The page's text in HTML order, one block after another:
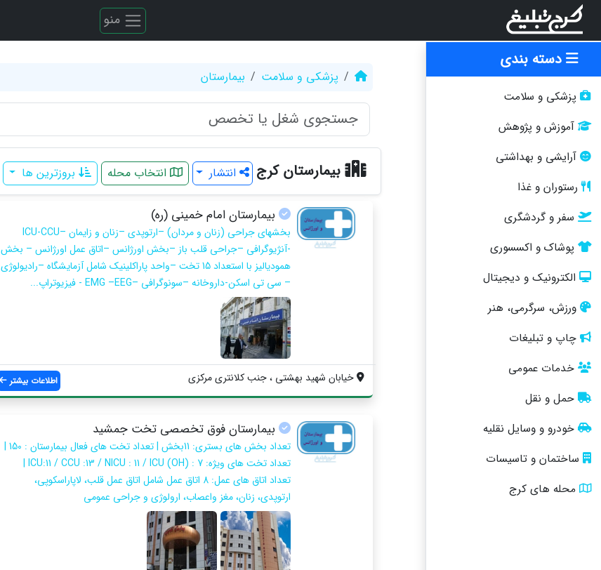
منو
دسته بندی
پزشکی و سلامت
آموزش و پژوهش
آرایشی و بهداشتی
رستوران و غذا
سفر و گردشگری
پوشاک و اکسسوری
الکترونیک و دیجیتال
ورزش، سرگرمی، هنر
چاپ و تبلیغات
خدمات عمومی
حمل و نقل
خودرو و وسایل نقلیه
ساختمان و تاسیسات
محله های کرج
پزشکی و سلامت بیمارستان
بیمارستان کرج انتشار انتخاب محله بروزترین ها
بیمارستان امام خمینی (ره)
بخشهای جراحی (زنان و مردان) –ارتوپدی –زنان و زایمان –ICU-CCU
-آنژیوگرافی –جراحی قلب باز –بخش اورژانس –اتاق عمل اورژانس – بخش
همودیالیز با استعداد 15 تخت –واحد پاراکلینیک شامل آزمایشگاه –رادیولوژی
– سی تی اسکن-داروخانه –سونوگرافی –EMG –EEG - فیزیوتراپ...
خیابان شهید بهشتی ، جنب کلانتری مرکزی اطلاعات بیشتر
بیمارستان فوق تخصصی تخت جمشید
تعداد بخش های بستری: 11بخش | تعداد تخت های فعال بیمارستان : 150 |
تعداد تخت های ویژه: ICU:11 / CCU :13 / NICU : 11 / ICU (OH) : 7 |
تعداد اتاق های عمل: 8 اتاق عمل شامل اتاق عمل قلب، لاپاراسکوپی،
ارتوپدی، زنان، مغز واعصاب، ارولوژی و جراحی عمومی